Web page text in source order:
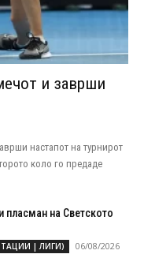
и заврши
настапот на турнирот
коло го предаде
пласман на Светското
| ЛИГИ) 06/08/2026